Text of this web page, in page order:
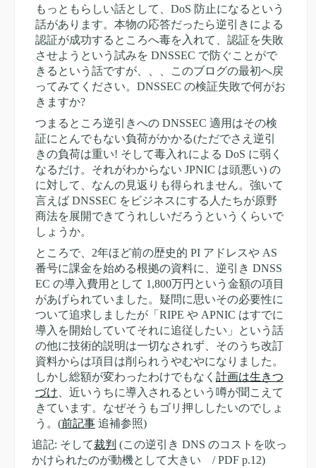
もっともらしい話として、DoS 防止になるという
話があります。本物の応答だったら逆引きによる
認証が成功するところへ毒を入れて、認証を失敗
させようという試みを DNSSEC で防ぐことがで
きるという話ですが、、、このブログの最初へ戻
ってみてください。DNSSEC の検証失敗で何がお
きますか?
つまるところ逆引きへの DNSSEC 適用はその検
証にとんでもない負荷がかかる(ただでさえ逆引
きの負荷は重い! そして毒入れによる DoS に弱く
なるだけ。それがわからない JPNIC は頭悪い) の
に対して、なんの見返りも得られません。強いて
言えば DNSSEC をビジネスにする人たちが原野
商法を展開できてうれしいだろうというくらいで
しょうか。
ところで、2年ほど前の歴史的 PI アドレスや AS
番号に課金を始める根拠の資料に、逆引き DNSS
EC の導入費用として 1,800万円という金額の項目
があげられていました。疑問に思いその必要性に
ついて追求しましたが「RIPE や APNIC はすでに
導入を開始していてそれに追従したい」という話
の他に技術的説明は一切なされず、そのうち改訂
資料からは項目は削られうやむやになりました。
しかし総額が変わったわけでもなく 計画は生きつ
づけ 、近いうちに導入されるという噂が聞こえて
きています。なぜそうもゴリ押ししたいのでしょ
う。(前記事追補参照)
追記: そして裁判 (この逆引き DNS のコストを吹っ
かけられたのが動機として大きい / PDF p.12)